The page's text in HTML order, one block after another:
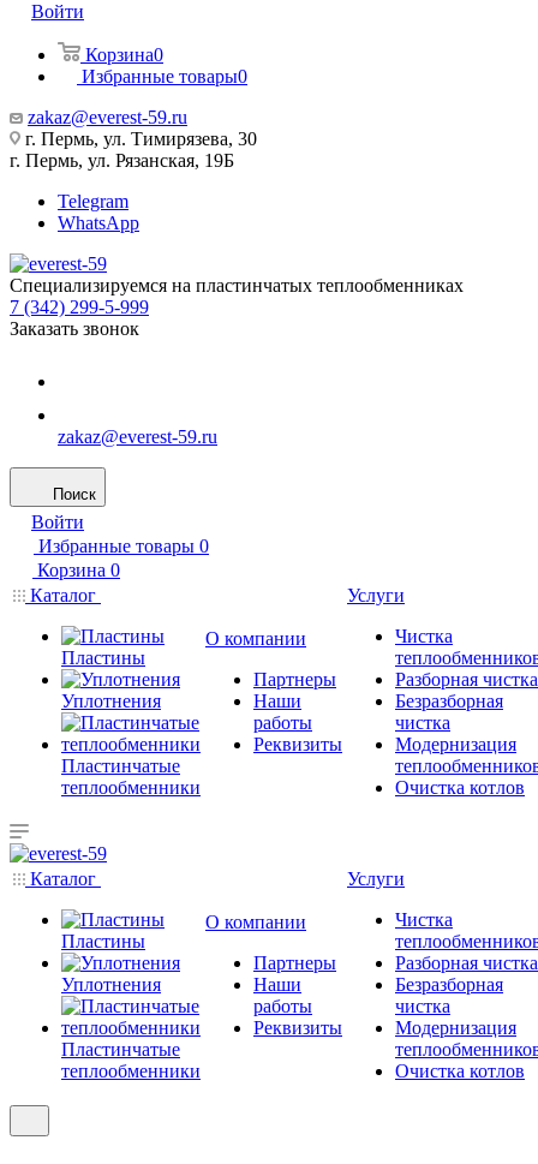
Войти
Корзина0
Избранные товары0
zakaz@everest-59.ru
г. Пермь, ул. Тимирязева, 30
г. Пермь, ул. Рязанская, 19Б
Telegram
WhatsApp
Специализируемся на пластинчатых теплообменниках
7 (342) 299-5-999
Заказать звонок
zakaz@everest-59.ru
Поиск
Войти
Избранные товары 0
Корзина 0
Каталог
Пластины
Уплотнения
Пластинчатые
теплообменники
О компании
Партнеры
Наши
работы
Реквизиты
Услуги
Чистка
Разборная чистка
Безразборная
чистка
Модернизация
Очистка котлов
Каталог
Пластины
Уплотнения
Пластинчатые
теплообменники
О компании
Партнеры
Наши
работы
Реквизиты
Услуги
Чистка
Разборная чистка
Безразборная
чистка
Модернизация
Очистка котлов